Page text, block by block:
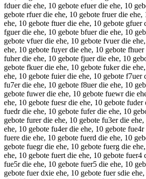
fduer die ehe, 10 gebote efuer die ehe, 10
gebote rfuer die ehe, 10 gebote fruer die ehe,
ehe, 10 gebote ftuer die ehe, 10 gebote gfuer
fguer die ehe, 10 gebote bfuer die ehe, 10
gebote vfuer die ehe, 10 gebote fvuer die
ehe, 10 gebote fuyer die ehe, 10 gebote
fuher die ehe, 10 gebote fjuer die ehe, 10
gebote fkuer die ehe, 10 gebote fuker die
ehe, 10 gebote fuier die ehe, 10 gebote f7uer
fu7er die ehe, 10 gebote f8uer die ehe, 10
gebote fuwer die ehe, 10 gebote fuewr die
ehe, 10 gebote fuesr die ehe, 10 gebote fuder
fuedr die ehe, 10 gebote fufer die ehe, 10
gebote furer die ehe, 10 gebote fu3er die
ehe, 10 gebote fu4er die ehe, 10 gebote
fuere die ehe, 10 gebote fuerd die ehe, 10
gebote fuegr die ehe, 10 gebote fuerg die
ehe, 10 gebote fuert die ehe, 10 gebote fuer4
fue5r die ehe, 10 gebote fuer5 die ehe, 10
gebote fuer dxie ehe, 10 gebote fuer sdie